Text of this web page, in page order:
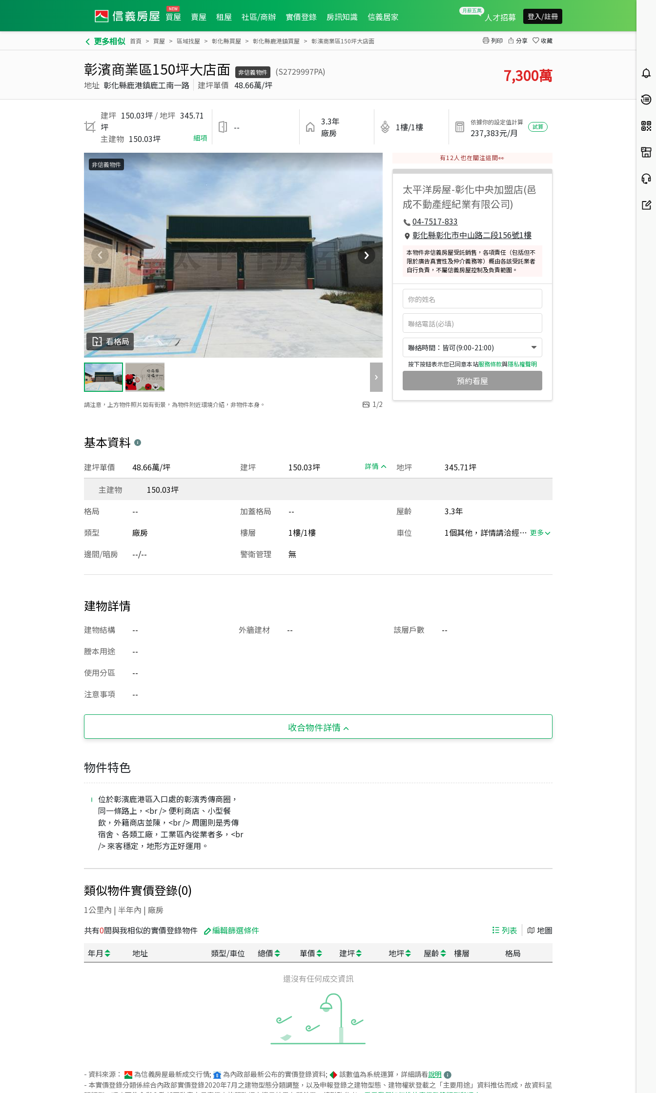
買屋 賣屋 租屋 社區/商辦 實價登錄 房訊知識 信義居家 人才招募 登入/註冊
更多相似 首頁 買屋 區域找屋 彰化縣買屋 彰化縣鹿港鎮買屋 彰濱商業區150坪大店面 列印 分享 收藏
彰濱商業區150坪大店面 非信義物件
(S2729997PA)
地址 彰化縣鹿港鎮鹿工南一路 建坪單價 48.66萬/坪 7,300萬
建坪 150.03坪 / 地坪 345.71
坪
主建物 150.03坪 細項
--
3.3年
廠房
1樓/1樓 依據你的設定值計算
237,383元/月
試算
請注意，上方物件照片如有街景，為物件附近環境介紹，非物件本身。 1/2
看格局
非信義物件
有12 人也在關注這間👀
太平洋房屋-彰化中央加盟店(邑
成不動產經紀業有限公司)
04-7517-833
彰化縣彰化市中山路二段156號1樓
本物件非信義房屋受託銷售，各項責任（包括但不
限於廣告真實性及仲介義務等）概由各該受託業者
自行負責，不屬信義房屋控制及負責範圍。
聯絡時間：皆可(9:00-21:00)
按下按鈕表示您已同意本站服務條款與隱私權聲明
預約看屋
基本資料
建坪 150.03坪 詳情
建坪單價 48.66萬/坪 地坪
345.71坪
主建物
150.03坪
格局
-- 加蓋格局 -- 屋齡
3.3年
類型
廠房 樓層 1樓/1樓 車位 1個其他，詳情請洽經紀人員 更多
邊間/暗房 --/-- 警衛管理 無
建物詳情
建物結構 -- 外牆建材 -- 該層戶數
--
謄本用途
--
使用分區
--
注意事項
--
收合物件詳情
物件特色
位於彰濱鹿港區入口處的彰濱秀傳商圈，
同一條路上，<br /> 便利商店、小型餐
飲，外籍商店並陳，<br /> 周圍則是秀傳
宿舍、各類工廠，工業區內從業者多，<br
/> 來客穩定，地形方正好運用。
類似物件實價登錄(0)
1公里內 | 半年內 | 廠房
共有0間與我相似的實價登錄物件 編輯篩選條件 列表
地圖
年月
地址 類型/車位 總價 單價 建坪 地坪 屋齡 樓層 格局
還沒有任何成交資訊
- 資料來源： 為信義房屋最新成交行情; 為內政部最新公布的實價登錄資料; 該數值為系統運算，詳細請看說明
- 本實價登錄分類係綜合內政部實價登錄2020年7月之建物型態分類調整，以及申報登錄之建物型態、建物權狀登載之「主要用途」資料推估而成，故資料呈